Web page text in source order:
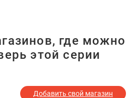
где можно
этой серии
Добавить свой магазин